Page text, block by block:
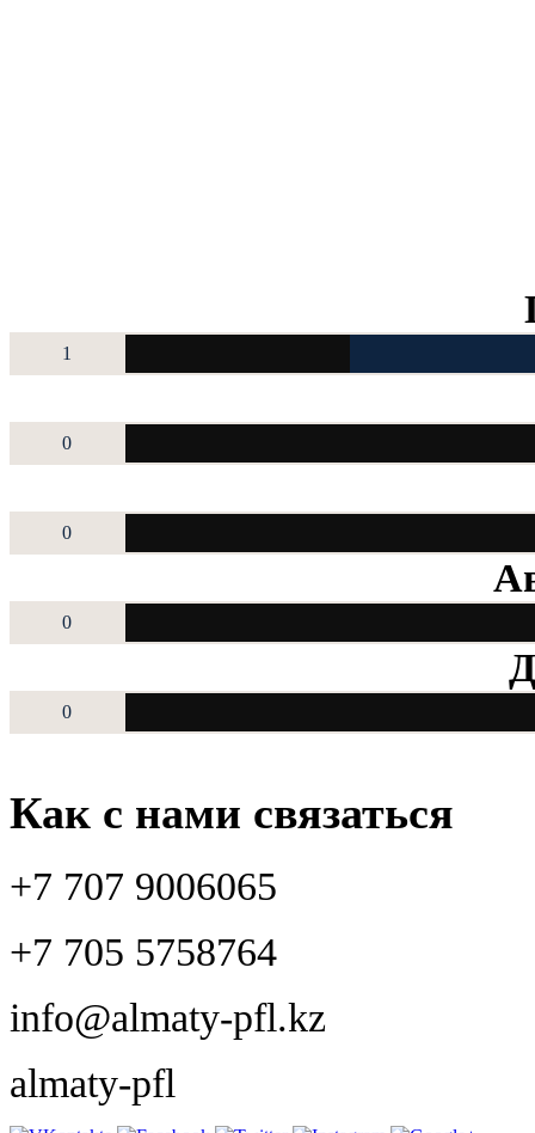
1
0
0
0
0
Как с нами связаться
+7 707 9006065
+7 705 5758764
info@almaty-pfl.kz
almaty-pfl